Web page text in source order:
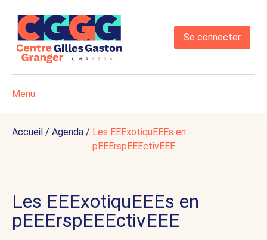
Se connecter
Menu
Accueil / Agenda / Les EEExotiquEEEs en
pEEErspEEEctivEEE
Les EEExotiquEEEs en
pEEErspEEEctivEEE